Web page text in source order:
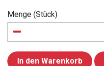
Menge (Stück)
In den Warenkorb